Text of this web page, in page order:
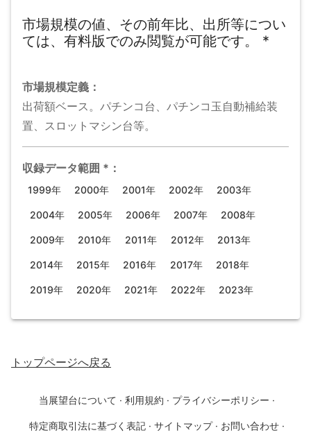
市場規模の値、その前年比、出所等につい
ては、有料版でのみ閲覧が可能です。
*
市場規模定義：
出荷額ベース。パチンコ台、パチンコ玉自動補給装
置、スロットマシン台等。
収録データ範囲 * ：
1999年 2000年 2001年 2002年 2003年
2004年 2005年 2006年 2007年 2008年
2009年 2010年 2011年 2012年 2013年
2014年 2015年 2016年 2017年 2018年
2019年 2020年 2021年 2022年 2023年
トップページへ戻る
当展望台について · 利用規約 · プライバシーポリシー ·
特定商取引法に基づく表記 · サイトマップ · お問い合わせ ·